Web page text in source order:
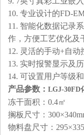
10. 专业设计的FD-
11. 智能化数据记录
作，方便工艺优化及
12. 灵活的手动+自
13. 实时报警显示及
14. 可设置用户等级
产品参数： LGJ-30FD
冻干面积：0.4㎡
搁板尺寸：
物料盘尺寸：